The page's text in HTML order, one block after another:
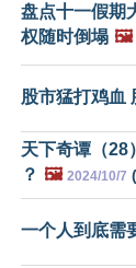
盘点十一假期
权随时倒塌 🖼️
股市猛打鸡血
天下奇谭（28
？ 🖼️ 2024/10/7 (
一个人到底需